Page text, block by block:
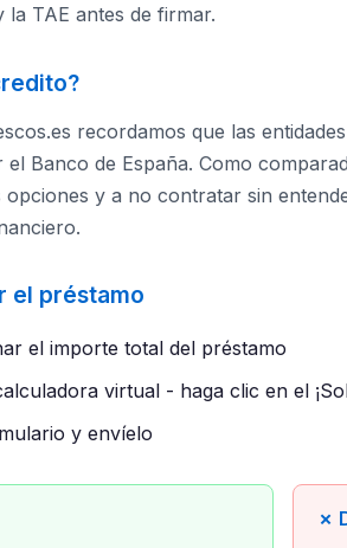
la TAE antes de firmar.
recordamos que las
Banco de España. Como
y a no contratar sin
el préstamo
el importe total del préstamo
virtual - haga clic en el
y envíelo
✗